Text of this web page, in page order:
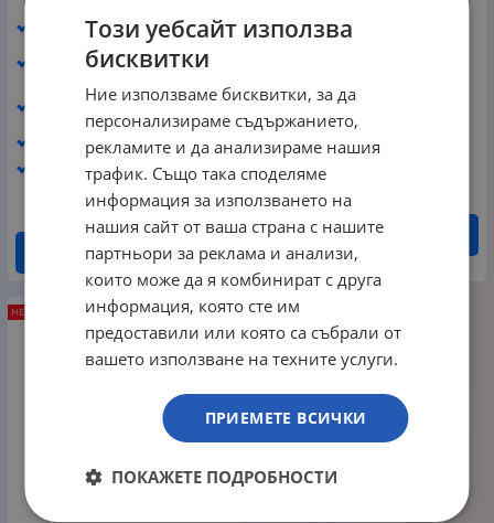
Тип: Механична
Размер: Компактна SF
Суич (модел): Gateron
Magnetic Jade
Подсветка: RGB
Свързаност: С кабел
ДЕТАЙЛИ
Тип: Механична
Подсветка: RGB
Свързаност: С кабел
Гаранция: 24 месеца
ДЕТАЙЛИ
НЕНАЛИЧЕН
Този уебсайт използва
бисквитки
Ние използваме бисквитки, за да
персонализираме съдържанието,
рекламите и да анализираме нашия
трафик. Също така споделяме
информация за използването на
нашия сайт от ваша страна с нашите
партньори за реклама и анализи,
които може да я комбинират с друга
информация, която сте им
предоставили или която са събрали от
вашето използване на техните услуги.
ПРИЕМЕТЕ ВСИЧКИ
ПОКАЖЕТЕ ПОДРОБНОСТИ